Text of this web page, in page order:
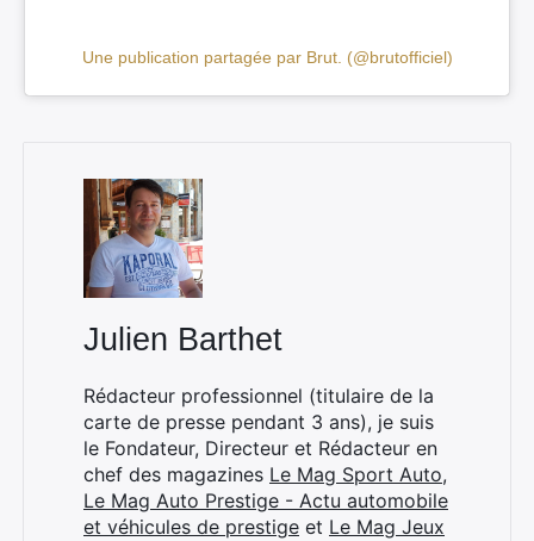
Une publication partagée par Brut. (@brutofficiel)
Julien Barthet
Rédacteur professionnel (titulaire de la
carte de presse pendant 3 ans), je suis
le Fondateur, Directeur et Rédacteur en
chef des magazines Le Mag Sport Auto,
Le Mag Auto Prestige - Actu automobile
et véhicules de prestige et Le Mag Jeux
Rechercher